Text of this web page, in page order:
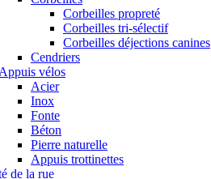
Corbeilles propreté
Corbeilles tri-sélectif
Corbeilles déjections canines
Cendriers
Appuis vélos
Acier
Inox
Fonte
Béton
Pierre naturelle
Appuis trottinettes
de la rue